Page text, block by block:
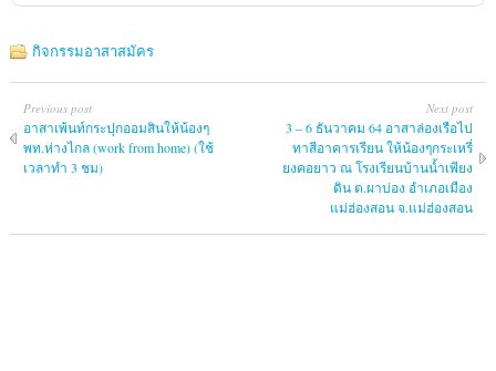
กิจกรรมอาสาสมัคร
Previous post
อาสาเพ้นท์กระปุกออมสินให้น้องๆ
พท.ห่างไกล (work from home) (ใช้
เวลาทำ 3 ชม)
Next post
3 – 6 ธันวาคม 64 อาสาล่องเรือไป
ทาสีอาคารเรียน ให้น้องๆกระเหรี่
ยงคอยาว ณ โรงเรียนบ้านน้ำเพียง
ดิน ต.ผาบ่อง อำเภอเมือง
แม่ฮ่องสอน จ.แม่ฮ่องสอน